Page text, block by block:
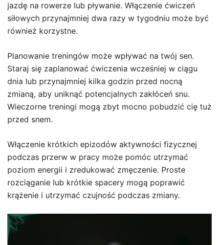
jazdę na rowerze lub pływanie. Włączenie ćwiczeń
siłowych przynajmniej dwa razy w tygodniu może być
również korzystne.
Planowanie treningów może wpływać na twój sen.
Staraj się zaplanować ćwiczenia wcześniej w ciągu
dnia lub przynajmniej kilka godzin przed nocną
zmianą, aby uniknąć potencjalnych zakłóceń snu.
Wieczorne treningi mogą zbyt mocno pobudzić cię tuż
przed snem.
Włączenie krótkich epizodów aktywności fizycznej
podczas przerw w pracy może pomóc utrzymać
poziom energii i zredukować zmęczenie. Proste
rozciąganie lub krótkie spacery mogą poprawić
krążenie i utrzymać czujność podczas zmiany.